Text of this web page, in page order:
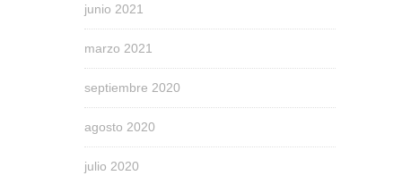
junio 2021
marzo 2021
septiembre 2020
agosto 2020
julio 2020